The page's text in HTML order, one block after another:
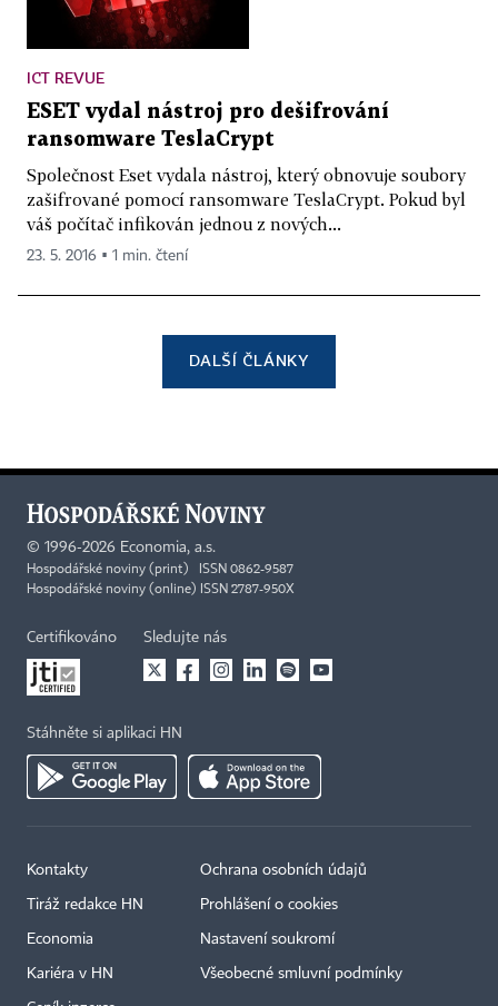
ICT REVUE
ESET vydal nástroj pro dešifrování
ransomware TeslaCrypt
Společnost Eset vydala nástroj, který obnovuje soubory
zašifrované pomocí ransomware TeslaCrypt. Pokud byl
váš počítač infikován jednou z nových...
23. 5. 2016 ▪ 1 min. čtení
DALŠÍ ČLÁNKY
© 1996-2026 Economia, a.s.
Hospodářské noviny (print) ISSN 0862-9587
Hospodářské noviny (online) ISSN 2787-950X
Certifikováno Sledujte nás
Stáhněte si aplikaci HN
Kontakty
Tiráž redakce HN
Economia
Kariéra v HN
Ochrana osobních údajů
Prohlášení o cookies
Nastavení soukromí
Všeobecné smluvní podmínky